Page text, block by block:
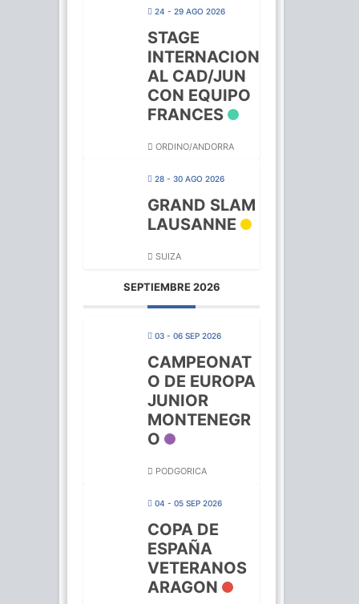
24 - 29 AGO 2026
STAGE
INTERNACION
AL CAD/JUN
CON EQUIPO
FRANCES
ORDINO/ANDORRA
28 - 30 AGO 2026
GRAND SLAM
LAUSANNE
SUIZA
SEPTIEMBRE 2026
03 - 06 SEP 2026
CAMPEONAT
O DE EUROPA
JUNIOR
MONTENEGR
O
PODGORICA
04 - 05 SEP 2026
COPA DE
ESPAÑA
VETERANOS
ARAGON